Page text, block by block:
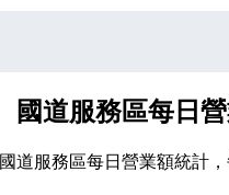
國道服務區每日
國道服務區每日營業額統計